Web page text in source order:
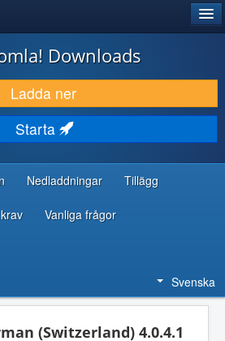
Downloads
Ladda ner
Starta
Nedladdningar Tillägg
Vanliga frågor
Svenska
(Switzerland) 4.0.4.1